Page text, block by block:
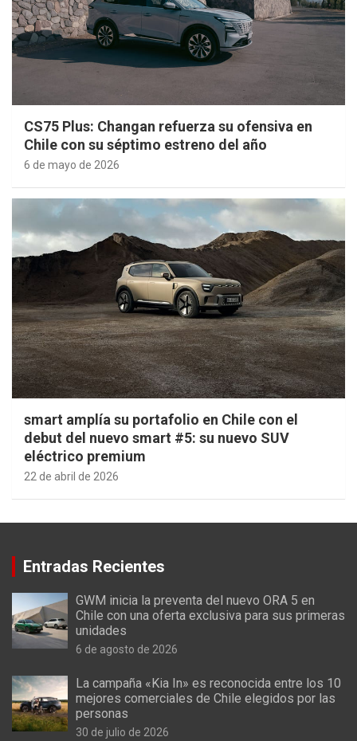
CS75 Plus: Changan refuerza su ofensiva en
Chile con su séptimo estreno del año
6 de mayo de 2026
smart amplía su portafolio en Chile con el
debut del nuevo smart #5: su nuevo SUV
eléctrico premium
22 de abril de 2026
Entradas Recientes
GWM inicia la preventa del nuevo ORA 5 en
Chile con una oferta exclusiva para sus primeras
unidades
6 de agosto de 2026
La campaña «Kia In» es reconocida entre los 10
mejores comerciales de Chile elegidos por las
personas
30 de julio de 2026